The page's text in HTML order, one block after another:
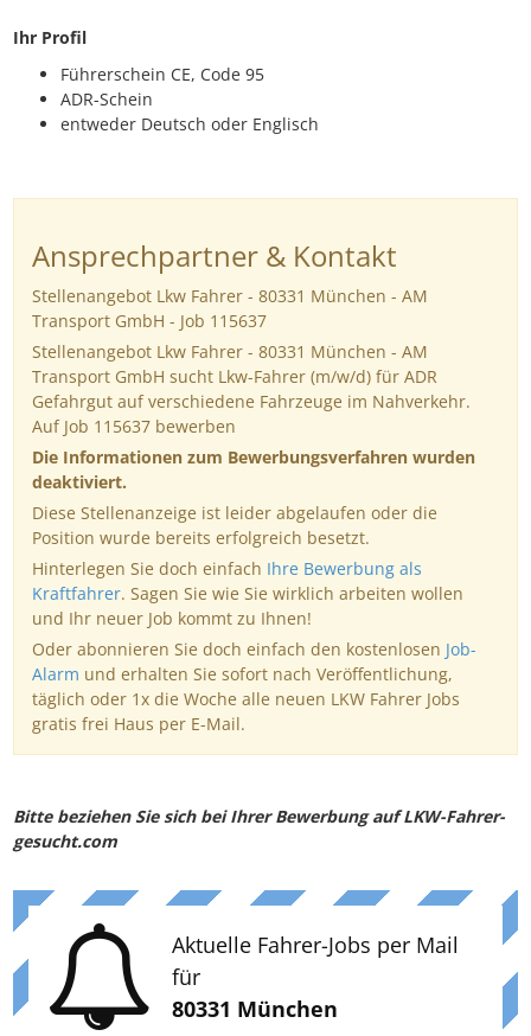
Ihr Profil
Führerschein CE, Code 95
ADR-Schein
entweder Deutsch oder Englisch
Ansprechpartner & Kontakt
Stellenangebot Lkw Fahrer - 80331 München - AM
Transport GmbH - Job 115637
Stellenangebot Lkw Fahrer - 80331 München - AM
Transport GmbH sucht Lkw-Fahrer (m/w/d) für ADR
Gefahrgut auf verschiedene Fahrzeuge im Nahverkehr.
Auf Job 115637 bewerben
Die Informationen zum Bewerbungsverfahren wurden
deaktiviert.
Diese Stellenanzeige ist leider abgelaufen oder die
Position wurde bereits erfolgreich besetzt.
Hinterlegen Sie doch einfach Ihre Bewerbung als
Kraftfahrer. Sagen Sie wie Sie wirklich arbeiten wollen
und Ihr neuer Job kommt zu Ihnen!
Oder abonnieren Sie doch einfach den kostenlosen Job-
Alarm und erhalten Sie sofort nach Veröffentlichung,
täglich oder 1x die Woche alle neuen LKW Fahrer Jobs
gratis frei Haus per E-Mail.
Bitte beziehen Sie sich bei Ihrer Bewerbung auf LKW-Fahrer-
gesucht.com
Aktuelle Fahrer-Jobs per Mail
für
80331 München